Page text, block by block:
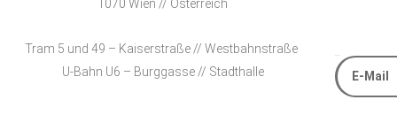
1070 Wien // Österreich
Tram 5 und 49 – Kaiserstraße // Westbahnstraße
U-Bahn U6 – Burggasse // Stadthalle